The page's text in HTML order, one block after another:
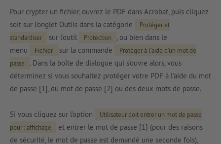
Pour crypter un fichier, ouvrez le PDF dans Acrobat, puis cliquez
soit sur l’onglet Outils dans la catégorie
Protéger et
standardiser
sur l’outil Protection
, ou bien dans le
menu
Fichier sur la commande
Protéger à l’aide d’un mot de
passe
. Dans la boîte de dialogue qui s’ouvre alors, vous
déterminez si vous souhaitez protéger votre PDF à l’aide du mot
de passe [1], du mot de passe [2] ou des deux mots de passe.
Si vous cliquez sur l’option
Utilisateur doit entrer un mot de passe
pour : affichage
et entrer le mot de passe [1] (pour des raisons
de sécurité, le mot de passe est demandé une seconde fois),